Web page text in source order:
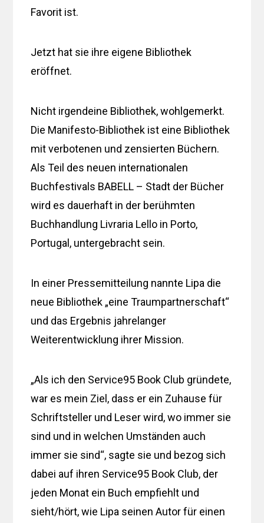
Favorit ist.
Jetzt hat sie ihre eigene Bibliothek
eröffnet.
Nicht irgendeine Bibliothek, wohlgemerkt.
Die Manifesto-Bibliothek ist eine Bibliothek
mit verbotenen und zensierten Büchern.
Als Teil des neuen internationalen
Buchfestivals BABELL – Stadt der Bücher
wird es dauerhaft in der berühmten
Buchhandlung Livraria Lello in Porto,
Portugal, untergebracht sein.
In einer Pressemitteilung nannte Lipa die
neue Bibliothek „eine Traumpartnerschaft“
und das Ergebnis jahrelanger
Weiterentwicklung ihrer Mission.
„Als ich den Service95 Book Club gründete,
war es mein Ziel, dass er ein Zuhause für
Schriftsteller und Leser wird, wo immer sie
sind und in welchen Umständen auch
immer sie sind“, sagte sie und bezog sich
dabei auf ihren Service95 Book Club, der
jeden Monat ein Buch empfiehlt und
sieht/hört, wie Lipa seinen Autor für einen